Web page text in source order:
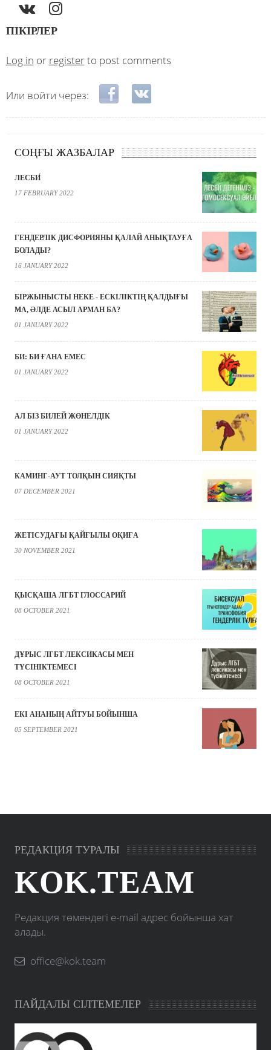
ПІКІРЛЕР
Log in or registerto post comments
Или войти через: Login with Facebook
Login with VKontakte
СОҢҒЫ ЖАЗБАЛАР
ЛЕСБИ́
17 FEBRUARY 2022
ГЕНДЕРЛІК ДИСФОРИЯНЫ ҚАЛАЙ АНЫҚТАУҒА
БОЛАДЫ?
16 JANUARY 2022
БІРЖЫНЫСТЫ НЕКЕ - ЕСКІЛІКТІҢ ҚАЛДЫҒЫ
МА, ӘЛДЕ АСЫЛ АРМАН БА?
01 JANUARY 2022
БИ: БИ ҒАНА ЕМЕС
01 JANUARY 2022
АЛ БІЗ БИЛЕЙ ЖӨНЕЛДІК
01 JANUARY 2022
КАМИНГ-АУТ ТОЛҚЫН СИЯҚТЫ
07 DECEMBER 2021
ЖЕТІСУДАҒЫ ҚАЙҒЫЛЫ ОҚИҒА
30 NOVEMBER 2021
ҚЫСҚАША ЛГБТ ГЛОССАРИЙ
08 OCTOBER 2021
ДҰРЫС ЛГБТ ЛЕКСИКАСЫ МЕН
ТҮСІНІКТЕМЕСІ
08 OCTOBER 2021
ЕКІ АНАНЫҢ АЙТУЫ БОЙЫНША
05 SEPTEMBER 2021
РЕДАКЦИЯ ТУРАЛЫ
KOK.TEAM
Редакция төмендегі e-mail адрес бойынша хат
алады.
office@kok.team
ПАЙДАЛЫ СІЛТЕМЕЛЕР